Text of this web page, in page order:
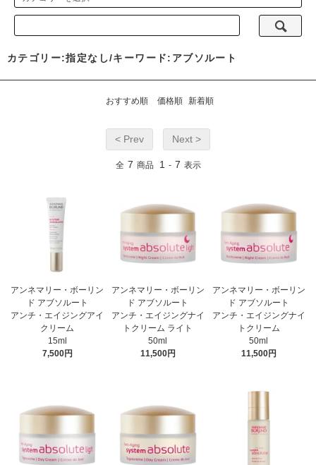
カテゴリー:指定なし/キーワード:アブソルート
おすすめ順 価格順 新着順
< Prev Next >
全 7 商品 1 - 7 表示
アンネマリー・ボーリン
ド アブソルート
アンチ・エイジングアイ
クリーム
15ml
7,500円
アンネマリー・ボーリン
ド アブソルート
アンチ・エイジングナイ
トクリーム ライト
50ml
11,500円
アンネマリー・ボーリン
ド アブソルート
アンチ・エイジングナイ
トクリーム
50ml
11,500円